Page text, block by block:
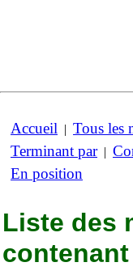
Accueil | Tous les
Terminant par|
En position
Liste des
contenant